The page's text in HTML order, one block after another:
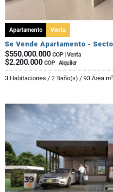
Apartamento Venta
Se Vende Apartamento -
$550.000.000 COP | Venta
$2.200.000 COP | Alquiler
3 Habitaciones / 2 Baño(s) / 93 Área m2